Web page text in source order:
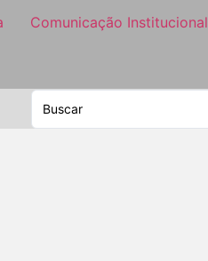
Comunicação Institucional